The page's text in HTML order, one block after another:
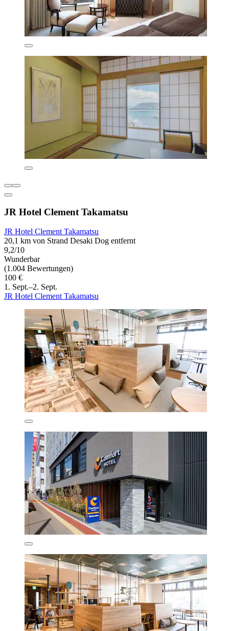
JR Hotel Clement Takamatsu
JR Hotel Clement Takamatsu
20,1 km von Strand Desaki Dog entfernt
9,2/10
Wunderbar
(1.004 Bewertungen)
100 €
1. Sept.–2. Sept.
JR Hotel Clement Takamatsu